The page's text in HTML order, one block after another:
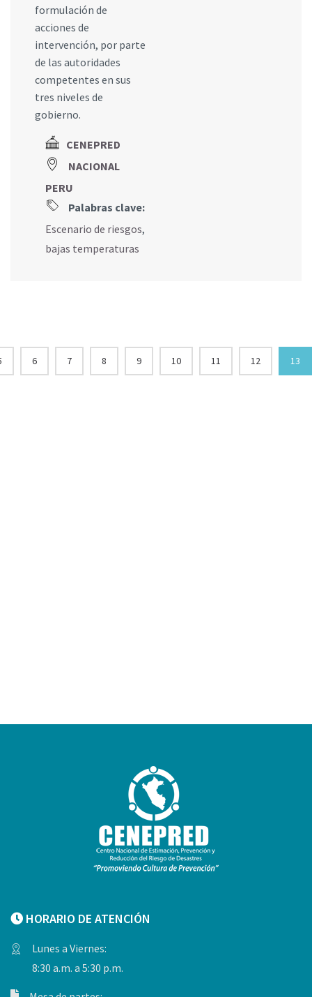
formulación de
acciones de
intervención, por parte
de las autoridades
competentes en sus
tres niveles de
gobierno.
CENEPRED
NACIONAL
PERU
Palabras clave:
Escenario de riesgos,
bajas temperaturas
6 7 8 9 10 11 12 13
HORARIO DE ATENCIÓN
Lunes a Viernes:
8:30 a.m. a 5:30 p.m.